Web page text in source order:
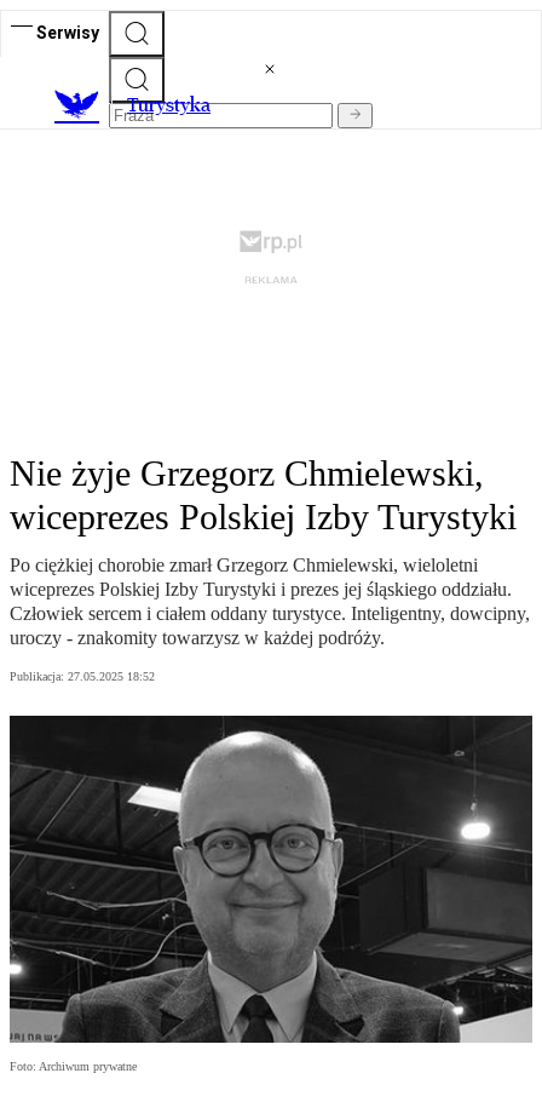
Serwisy
Turystyka
Nie żyje Grzegorz Chmielewski,
wiceprezes Polskiej Izby Turystyki
Po ciężkiej chorobie zmarł Grzegorz Chmielewski, wieloletni
wiceprezes Polskiej Izby Turystyki i prezes jej śląskiego oddziału.
Człowiek sercem i ciałem oddany turystyce. Inteligentny, dowcipny,
uroczy - znakomity towarzysz w każdej podróży.
Publikacja: 27.05.2025 18:52
Foto: Archiwum prywatne